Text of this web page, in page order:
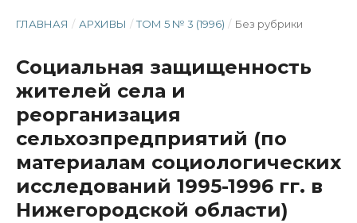
ГЛАВНАЯ / АРХИВЫ / ТОМ 5 № 3 (1996) / Без рубрики
Социальная защищенность
жителей села и
реорганизация
сельхозпредприятий (по
материалам социологических
исследований 1995-1996 гг. в
Нижегородской области)